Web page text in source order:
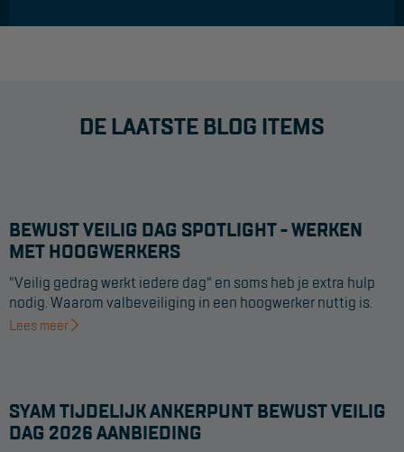
DE LAATSTE BLOG ITEMS
BEWUST VEILIG DAG SPOTLIGHT - WERKEN
MET HOOGWERKERS
"Veilig gedrag werkt iedere dag" en soms heb je extra hulp
nodig. Waarom valbeveiliging in een hoogwerker nuttig is.
Lees meer
SYAM TIJDELIJK ANKERPUNT BEWUST VEILIG
DAG 2026 AANBIEDING